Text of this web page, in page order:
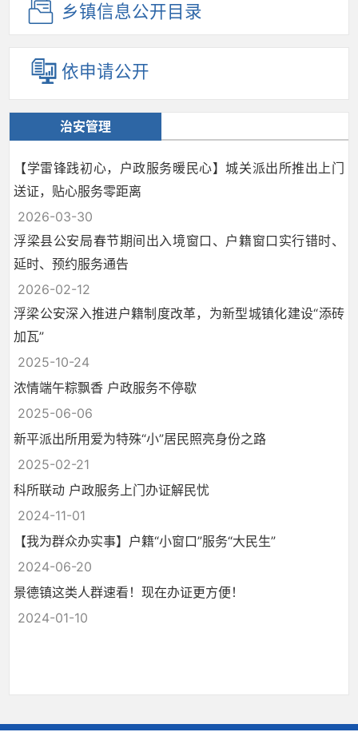
乡镇信息公开目录
依申请公开
治安管理
【学雷锋践初心，户政服务暖民心】城关派出所推出上门
送证，贴心服务零距离
2026-03-30
浮梁县公安局春节期间出入境窗口、户籍窗口实行错时、
延时、预约服务通告
2026-02-12
浮梁公安深入推进户籍制度改革，为新型城镇化建设“添砖
加瓦”
2025-10-24
浓情端午粽飘香 户政服务不停歇
2025-06-06
新平派出所用爱为特殊“小”居民照亮身份之路
2025-02-21
科所联动 户政服务上门办证解民忧
2024-11-01
【我为群众办实事】户籍“小窗口”服务“大民生”
2024-06-20
景德镇这类人群速看！现在办证更方便！
2024-01-10